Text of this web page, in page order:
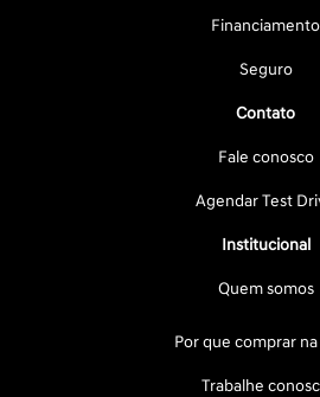
Financiamento
Seguro
Contato
Fale conosco
Agendar Test
Institucional
Quem somos
Por que comprar na
Trabalhe